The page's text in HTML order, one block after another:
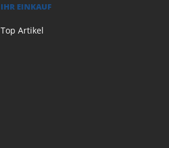
IHR EINKAUF
Top Artikel